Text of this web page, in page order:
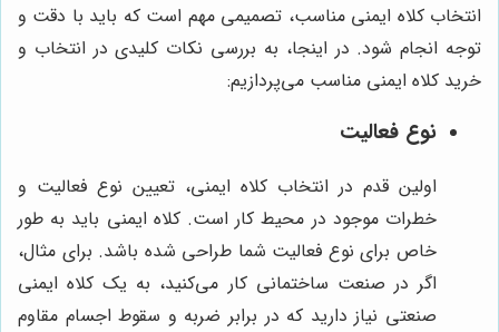
انتخاب کلاه ایمنی مناسب، تصمیمی مهم است که باید با دقت و
توجه انجام شود. در اینجا، به بررسی نکات کلیدی در انتخاب و
خرید کلاه ایمنی مناسب می‌پردازیم:
نوع فعالیت
اولین قدم در انتخاب کلاه ایمنی، تعیین نوع فعالیت و
خطرات موجود در محیط کار است. کلاه ایمنی باید به طور
خاص برای نوع فعالیت شما طراحی شده باشد. برای مثال،
اگر در صنعت ساختمانی کار می‌کنید، به یک کلاه ایمنی
صنعتی نیاز دارید که در برابر ضربه و سقوط اجسام مقاوم